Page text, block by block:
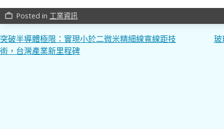
work_outline Posted in 工業資訊
文
章
突破半導體極限：實現小於二微米精細線寬線距技
術，台灣產業新里程碑
玻